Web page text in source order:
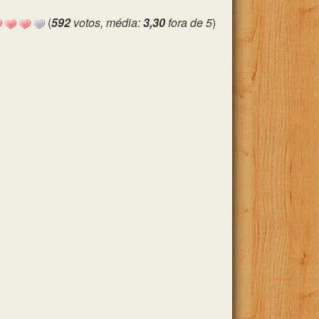
(592votos, média:3,30fora de 5)